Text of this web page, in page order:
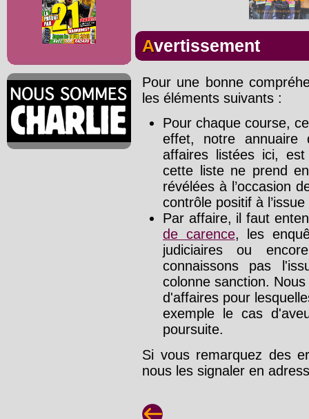
Avertissement
Pour une bonne
les éléments suivants :
Pour chaque course,
effet, notre annuaire
affaires listées ici,
cette liste ne prend
révélées à l’occasion
contrôle positif à
Par affaire, il faut
de carence, les
judiciaires ou
connaissons pas
colonne sanction.
d'affaires pour
exemple le cas
poursuite.
Si vous remarquez des
nous les signaler en